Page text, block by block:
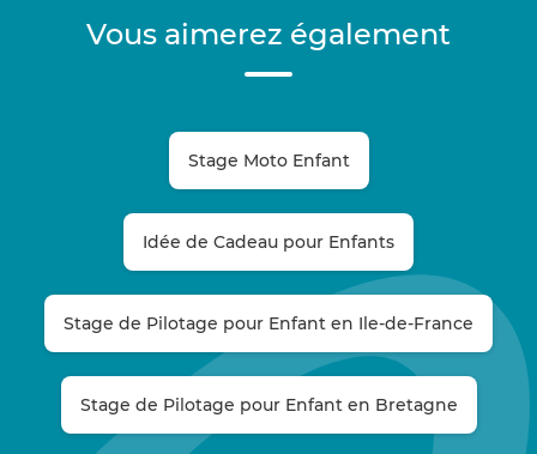
Vous aimerez également
Stage Moto Enfant
Idée de Cadeau pour Enfants
Stage de Pilotage pour Enfant en Ile-de-France
Stage de Pilotage pour Enfant en Bretagne